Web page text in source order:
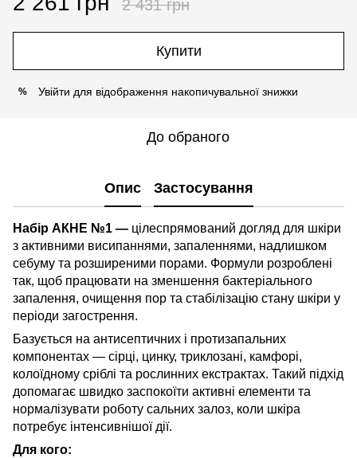
2 431 грн
Купити
% Увійти для відображення накопичувальної знижки
До обраного
Опис Застосування
Набір АКНЕ №1 — цілеспрямований догляд для шкіри
з активними висипаннями, запаленнями, надлишком
себуму та розширеними порами. Формули розроблені
так, щоб працювати на зменшення бактеріального
запалення, очищення пор та стабілізацію стану шкіри у
періоди загострення.
Базується на антисептичних і протизапальних
компонентах — сірці, цинку, триклозані, камфорі,
колоїдному сріблі та рослинних екстрактах. Такий підхід
допомагає швидко заспокоїти активні елементи та
нормалізувати роботу сальних залоз, коли шкіра
потребує інтенсивнішої дії.
Для кого: